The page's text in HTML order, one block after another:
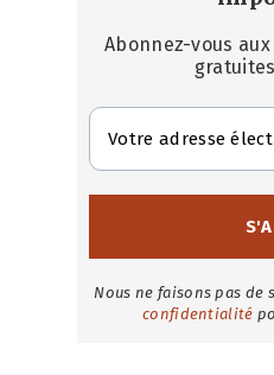
Abonnez-vous
Nous ne faisons pas de
confidentialité